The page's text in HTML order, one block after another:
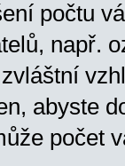
počtu
např.
abyste
počet